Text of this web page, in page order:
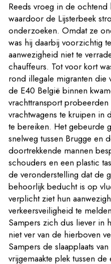
Reeds vroeg in de ochtend
waardoor de Lijsterbeek
onderzoeken. Omdat ze
was hij daarbij voorzichtig
aanwezigheid niet te
chauffeurs. Tot voor kort
rond illegale migranten die
de E40 België binnen
vrachttransport
vrachtwagens te kruipen
te bereiken. Het gebeurde
snelweg tussen Brugge en
doortrekkende mannen
schouders en een plastic
de veronderstelling dat de
behoorlijk beducht is op
verplicht ziet hun
verkeersveiligheid te
Sampers zich dus liever in
niet ver van de hierboven
Sampers de slaapplaats
vrijgemaakte plek tussen